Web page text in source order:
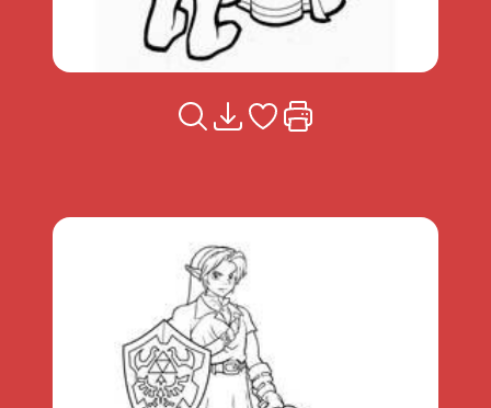
Voir la fiche
Télécharger
Ajouter à mes coups de
Imprimer